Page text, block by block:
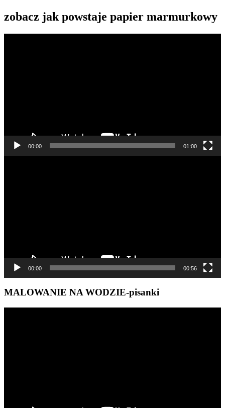
zobacz jak powstaje papier marmurkowy
00:00 01:00
00:00 00:56
MALOWANIE NA WODZIE-pisanki